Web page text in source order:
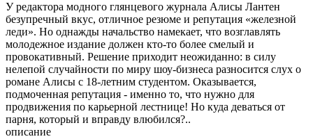
У редактора модного глянцевого журнала Алисы Лантен
безупречный вкус, отличное резюме и репутация «железной
леди». Но однажды начальство намекает, что возглавлять
молодежное издание должен кто-то более смелый и
провокативный. Решение приходит неожиданно: в силу
нелепой случайности по миру шоу-бизнеса разносится слух о
романе Алисы с 18-летним студентом. Оказывается,
подмоченная репутация - именно то, что нужно для
продвижения по карьерной лестнице! Но куда деваться от
парня, который и вправду влюбился?..
описание